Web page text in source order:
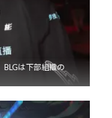
は下部組織の